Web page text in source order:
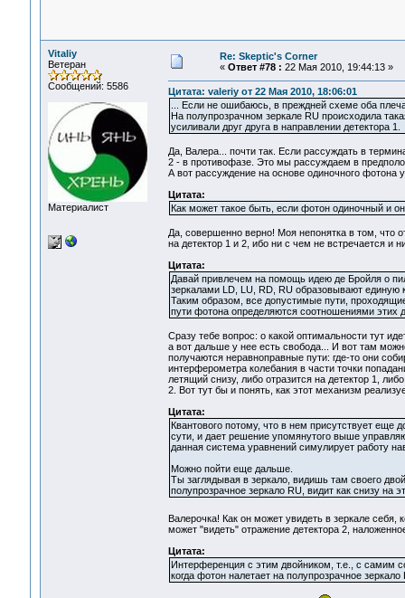
Vitaliy
Ветеран
Сообщений: 5586
Материалист
Re: Skeptic's Corner
« Ответ #78 : 22 Мая 2010, 19:44:13 »
Цитата: valeriy от 22 Мая 2010, 18:06:01
... Если не ошибаюсь, в преждней схеме оба
На полупрозрачном зеркале RU происходила
усиливали друг друга в направлении детектора 1.
Да, Валера... почти так. Если рассуждать в
2 - в противофазе. Это мы рассуждаем в
А вот рассуждение на основе одиночного фотона
Цитата:
Как может такое быть, если фотон одиночный и
Да, совершенно верно! Моя непонятка в том, что
на детектор 1 и 2, ибо ни с чем не встречается и
Цитата:
Давай привлечем на помощь идею де Бройля о
зеркалами LD, LU, RD, RU образовывают
Таким образом, все допустимые пути,
пути фотона определяются соотношениями этих
Сразу тебе вопрос: о какой оптимальности тут
а вот дальше у нее есть свобода... И вот там
получаются неравноправные пути: где-то они
интерферометра колебания в части точки
летящий снизу, либо отразится на детектор 1,
2. Вот тут бы и понять, как этот механизм
Цитата:
Квантового потому, что в нем присутствует
сути, и дает решение упомянутого выше
данная система уравнений симулирует работу
Можно пойти еще дальше.
Ты заглядывая в зеркало, видишь там своего
полупрозрачное зеркало RU, видит как снизу на
Валерочка! Как он может увидеть в зеркале себя,
может "видеть" отражение детектора 2,
Цитата:
Интерференция с этим двойником, т.е., с самим
когда фотон налетает на полупрозрачное зеркало